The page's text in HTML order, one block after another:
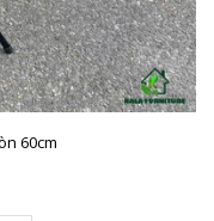
60cm